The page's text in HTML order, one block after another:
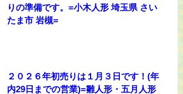
りの準備です。=小木人形 埼玉県 さい
たま市 岩槻=
２０２６年初売りは１月３日です！(年
内29日までの営業)=雛人形・五月人形